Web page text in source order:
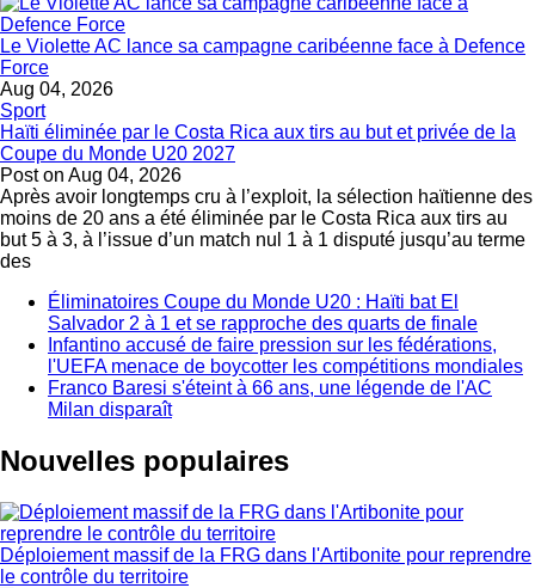
Le Violette AC lance sa campagne caribéenne face à Defence
Force
Aug 04, 2026
Sport
Haïti éliminée par le Costa Rica aux tirs au but et privée de la
Coupe du Monde U20 2027
Post on Aug 04, 2026
Après avoir longtemps cru à l’exploit, la sélection haïtienne des
moins de 20 ans a été éliminée par le Costa Rica aux tirs au
but 5 à 3, à l’issue d’un match nul 1 à 1 disputé jusqu’au terme
des
Éliminatoires Coupe du Monde U20 : Haïti bat El
Salvador 2 à 1 et se rapproche des quarts de finale
Infantino accusé de faire pression sur les fédérations,
l'UEFA menace de boycotter les compétitions mondiales
Franco Baresi s'éteint à 66 ans, une légende de l'AC
Milan disparaît
Nouvelles populaires
Déploiement massif de la FRG dans l'Artibonite pour reprendre
le contrôle du territoire